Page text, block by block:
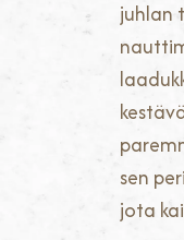
juhlan
sen
jota